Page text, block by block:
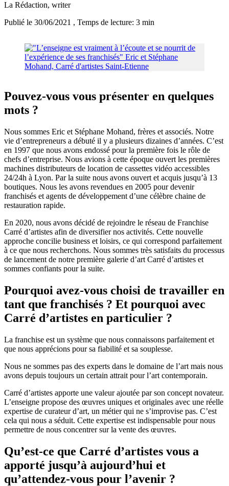
La Rédaction, writer
Publié le 30/06/2021 , Temps de lecture: 3 min
Pouvez-vous vous présenter en quelques
mots ?
Nous sommes Eric et Stéphane Mohand, frères et associés. Notre
vie d’entrepreneurs a débuté il y a plusieurs dizaines d’années. C’est
en 1997 que nous avons endossé pour la première fois le rôle de
chefs d’entreprise. Nous avions à cette époque ouvert les premières
machines distributeurs de location de cassettes vidéo accessibles
24/24h à Lyon. Par la suite nous avons ouvert et acquis jusqu’à 13
boutiques. Nous les avons revendues en 2005 pour devenir
franchisés et agents de développement d’une célèbre chaine de
restauration rapide.
En 2020, nous avons décidé de rejoindre le réseau de Franchise
Carré d’artistes afin de diversifier nos activités. Cette nouvelle
approche concilie business et loisirs, ce qui correspond parfaitement
à ce que nous recherchons. Nous sommes très satisfaits du processus
de lancement de notre première galerie d’art Carré d’artistes et
sommes confiants pour la suite.
Pourquoi avez-vous choisi de travailler en
tant que franchisés ? Et pourquoi avec
Carré d’artistes en particulier ?
La franchise est un système que nous connaissons parfaitement et
que nous apprécions pour sa fiabilité et sa souplesse.
Nous ne sommes pas des experts dans le domaine de l’art mais nous
avons depuis toujours un certain attrait pour l’art contemporain.
Carré d’artistes apporte une valeur ajoutée par son concept novateur.
L’enseigne propose des œuvres uniques et originales avec une réelle
expertise de curateur d’art, un métier qui ne s’improvise pas. C’est
cela qui nous a séduit. Cette expertise est indispensable pour nous
permettre de nous concentrer sur la vente des œuvres.
Qu’est-ce que Carré d’artistes vous a
apporté jusqu’à aujourd’hui et
qu’attendez-vous pour l’avenir ?